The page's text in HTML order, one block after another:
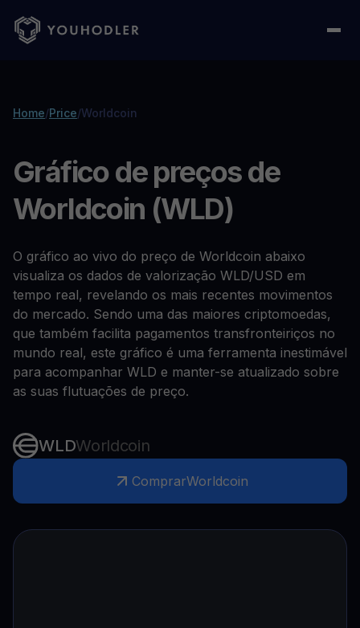
Home/Price/Worldcoin
Gráfico de preços de
Worldcoin (WLD)
O gráfico ao vivo do preço de Worldcoin abaixo
visualiza os dados de valorização WLD/USD em
tempo real, revelando os mais recentes movimentos
do mercado. Sendo uma das maiores criptomoedas,
que também facilita pagamentos transfronteiriços no
mundo real, este gráfico é uma ferramenta inestimável
para acompanhar WLD e manter-se atualizado sobre
as suas flutuações de preço.
WLDWorldcoin
ComprarWorldcoin